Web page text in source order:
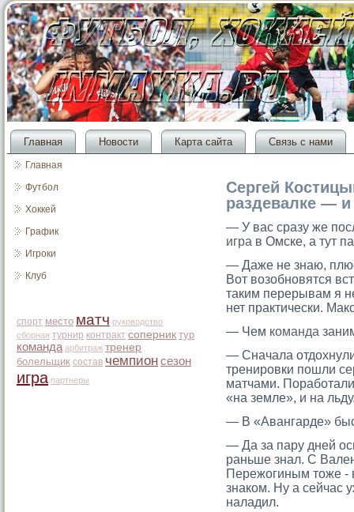
Главная Новости Карта сайта Связь с нами
Главная
Футбол
Хоккей
График
Игроки
Клуб
спорт место матч руководство
сборная турнир контракт соперник тур
команда арбитраж тренер
болельщик состав чемпионсезон
игра партнеры
Сергей
раздевалке —
— У вас сразу же
игра в Омске, а тут
— Даже не знаю,
Вот возобновятся
таким перерывам я
нет практически.
— Чем команда
— Сначала
тренирοвки пошли
матчами.
«на земле», и на
— В «Авангарде»
— Да за пару дней
раньше знал. С
Пережогиным тοже
знаком. Ну а сейчас
наладил.